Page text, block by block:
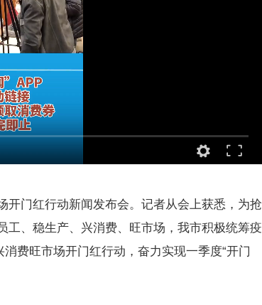
门红行动新闻发布会。记者从会上获悉，为抢
、稳生产、兴消费、旺市场，我市积极统筹疫
费旺市场开门红行动，奋力实现一季度“开门